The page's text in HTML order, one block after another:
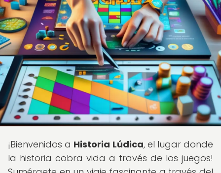
¡Bienvenidos a Historia Lúdica, el lugar donde
la historia cobra vida a través de los juegos!